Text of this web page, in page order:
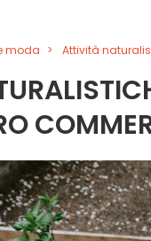
moda Attività